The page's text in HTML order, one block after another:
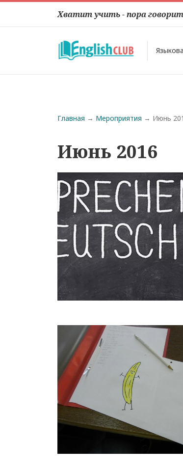
Хватит учить - пора
Строка
Главная Мероприятия Июнь
Июнь 2016
Взгляд четырех стран: